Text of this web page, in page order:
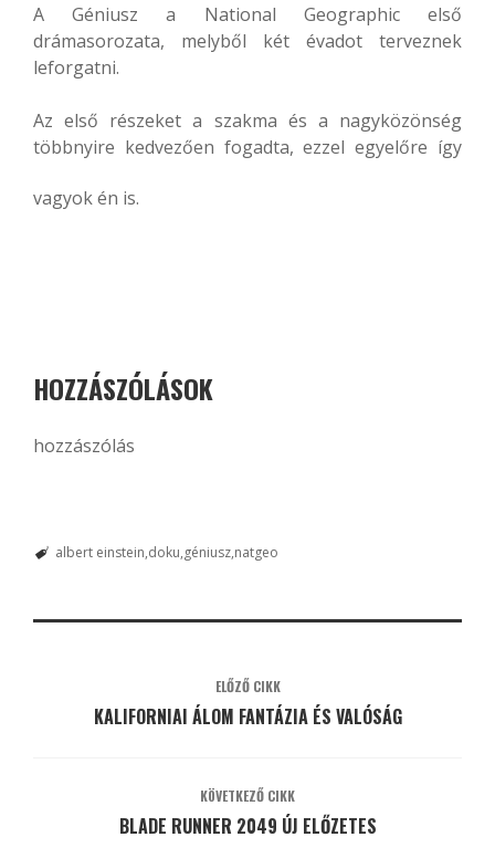
A Géniusz a National Geographic első
drámasorozata, melyből két évadot terveznek
leforgatni.
Az első részeket a szakma és a nagyközönség
többnyire kedvezően fogadta, ezzel egyelőre így
vagyok én is.
HOZZÁSZÓLÁSOK
hozzászólás
albert einstein doku géniusz natgeo
ELŐZŐ CIKK
KALIFORNIAI ÁLOM FANTÁZIA ÉS VALÓSÁG
KÖVETKEZŐ CIKK
BLADE RUNNER 2049 ÚJ ELŐZETES